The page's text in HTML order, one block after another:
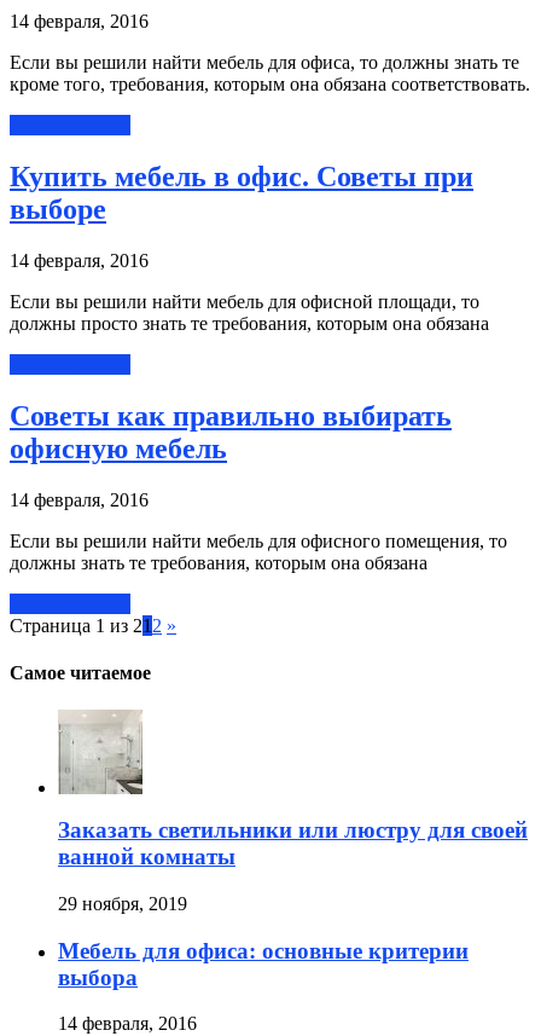
14 февраля, 2016
Если вы решили найти мебель для офиса, то должны знать те
кроме того, требования, которым она обязана соответствовать.
Купить мебель в офис. Советы при
выборе
14 февраля, 2016
Если вы решили найти мебель для офисной площади, то
должны просто знать те требования, которым она обязана
Советы как правильно выбирать
офисную мебель
14 февраля, 2016
Если вы решили найти мебель для офисного помещения, то
должны знать те требования, которым она обязана
Страница 1 из 21 2 »
Самое читаемое
Заказать светильники или люстру для своей
ванной комнаты
29 ноября, 2019
Мебель для офиса: основные критерии
выбора
14 февраля, 2016